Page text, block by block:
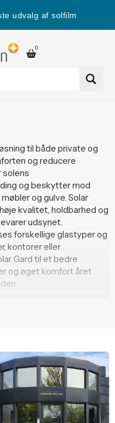
udvalg af solfilm
0
til både private og
og reducere
solens
og beskytter mod
og gulve. Solar
kvalitet, holdbarhed og
udsynet.
forskellige glastyper og
kontorer eller
Gard til et bedre
og øget komfort året